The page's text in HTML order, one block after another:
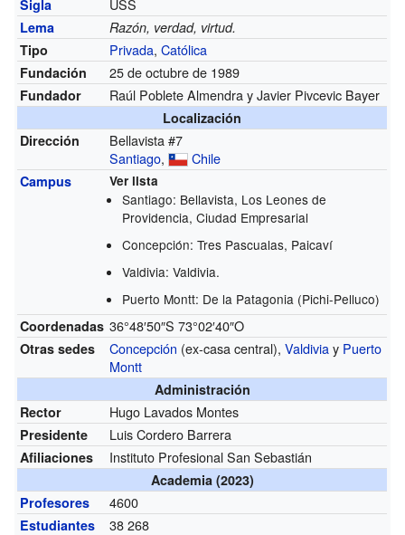
Sigla
Lema
Razón, verdad, virtud.
Tipo
Privada,Católica
Fundación 25 de octubre de 1989
Fundador Raúl Poblete Almendra y Javier Pivcevic Bayer
Localización
Dirección
Bellavista #7
Santiago, Chile
Campus Ver lista
Santiago: Bellavista, Los Leones de
Providencia, Ciudad Empresarial
Concepción: Tres Pascualas, Paicaví
Valdivia: Valdivia.
Puerto Montt: De la Patagonia (Pichi-Pelluco)
Coordenadas 36°48′50″S 73°02′40″O
Otras sedes Concepción (ex-casa central),Valdiviay Puerto
Montt
Administración
Rector
Hugo Lavados Montes
Presidente Luis Cordero Barrera
Afiliaciones Instituto Profesional San Sebastián
Academia (2023)
Profesores
4600
Estudiantes 38 268